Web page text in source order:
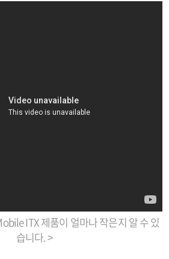
ITX 제품이 얼마나 작은지 알 수 있
습니다. >